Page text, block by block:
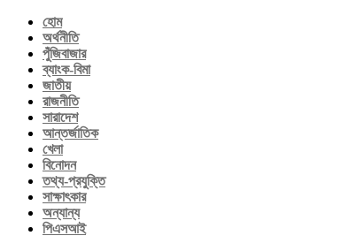
হোম
অর্থনীতি
পুঁজিবাজার
ব্যাংক-বিমা
জাতীয়
রাজনীতি
সারাদেশ
আন্তর্জাতিক
খেলা
বিনোদন
তথ্য-প্রযুক্তি
সাক্ষাৎকার
অন্যান্য
পিএসআই